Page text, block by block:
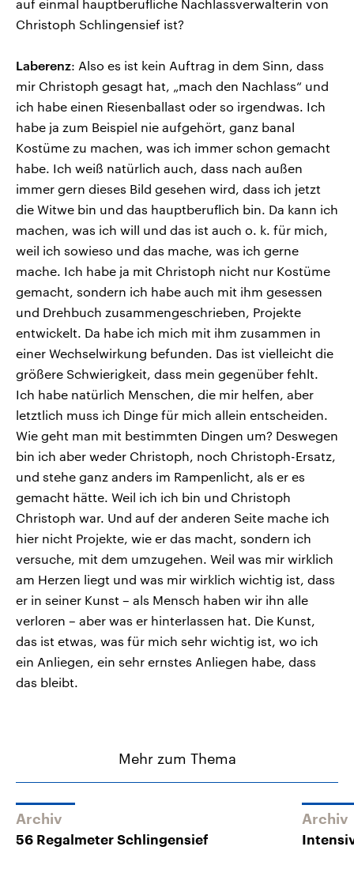
auf einmal hauptberufliche Nachlassverwalterin von
Christoph Schlingensief ist?
Laberenz: Also es ist kein Auftrag in dem Sinn, dass
mir Christoph gesagt hat, „mach den Nachlass“ und
ich habe einen Riesenballast oder so irgendwas. Ich
habe ja zum Beispiel nie aufgehört, ganz banal
Kostüme zu machen, was ich immer schon gemacht
habe. Ich weiß natürlich auch, dass nach außen
immer gern dieses Bild gesehen wird, dass ich jetzt
die Witwe bin und das hauptberuflich bin. Da kann ich
machen, was ich will und das ist auch o. k. für mich,
weil ich sowieso und das mache, was ich gerne
mache. Ich habe ja mit Christoph nicht nur Kostüme
gemacht, sondern ich habe auch mit ihm gesessen
und Drehbuch zusammengeschrieben, Projekte
entwickelt. Da habe ich mich mit ihm zusammen in
einer Wechselwirkung befunden. Das ist vielleicht die
größere Schwierigkeit, dass mein gegenüber fehlt.
Ich habe natürlich Menschen, die mir helfen, aber
letztlich muss ich Dinge für mich allein entscheiden.
Wie geht man mit bestimmten Dingen um? Deswegen
bin ich aber weder Christoph, noch Christoph-Ersatz,
und stehe ganz anders im Rampenlicht, als er es
gemacht hätte. Weil ich ich bin und Christoph
Christoph war. Und auf der anderen Seite mache ich
hier nicht Projekte, wie er das macht, sondern ich
versuche, mit dem umzugehen. Weil was mir wirklich
am Herzen liegt und was mir wirklich wichtig ist, dass
er in seiner Kunst – als Mensch haben wir ihn alle
verloren – aber was er hinterlassen hat. Die Kunst,
das ist etwas, was für mich sehr wichtig ist, wo ich
ein Anliegen, ein sehr ernstes Anliegen habe, dass
das bleibt.
Mehr zum Thema
Archiv
56 Regalmeter Schlingensief
Archiv